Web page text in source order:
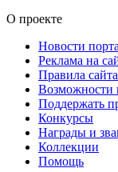
О проекте
Новости
Реклама на
Правила сайта
Возможности
Поддержать
Конкурсы
Награды и
Коллекции
Помощь